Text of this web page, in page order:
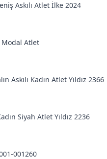
Askılı Atlet İlke 2024
Modal Atlet
Askılı Kadın Atlet Yıldız 2366
Siyah Atlet Yıldız 2236
001260